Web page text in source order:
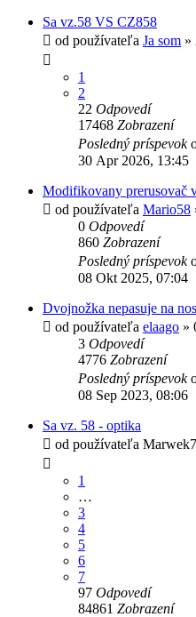
Sa vz.58 VS CZ858
od používateľa Ja som »
1
2
22 Odpovedí
17468 Zobrazení
Posledný príspevok
30 Apr 2026, 13:45
Modifikovany prerusovač
od používateľa Mario58
0 Odpovedí
860 Zobrazení
Posledný príspevok
08 Okt 2025, 07:04
Dvojnožka nepasuje na
od používateľa elaago »
3 Odpovedí
4776 Zobrazení
Posledný príspevok
08 Sep 2023, 08:06
Sa vz. 58 - optika
od používateľa
1
…
3
4
5
6
7
97 Odpovedí
84861 Zobrazení